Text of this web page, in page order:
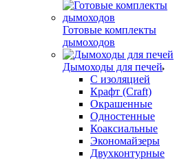
Готовые комплекты
дымоходов
Дымоходы для печей
С изоляцией
Крафт (Craft)
Окрашенные
Одностенные
Коаксиальные
Экономайзеры
Двухконтурные